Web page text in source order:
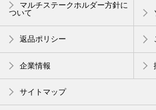
マルチステークホルダー方針に
ついて
返品ポリシー
企業情報
サイトマップ